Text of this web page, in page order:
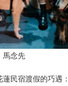
馬念先
民宿渡假的巧遇